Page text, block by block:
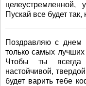
Пускай все будет
Поздравляю с днем
только самых
Чтобы ты всегда
настойчивой,
будет варить тебе